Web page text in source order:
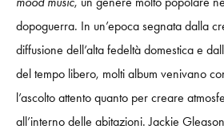
dopoguerra. In un’epoca segnata dalla
diffusione dell’alta fedeltà domestica e
del tempo libero, molti album venivano
l’ascolto attento quanto per creare
all’interno delle abitazioni. Jackie